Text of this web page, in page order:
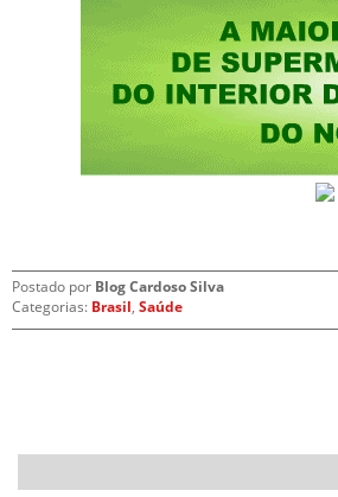
Postado por Blog Cardoso Silva
Categorias: Brasil, Saúde